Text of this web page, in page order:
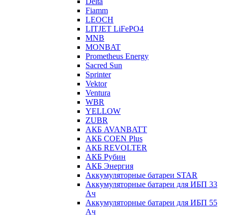
Fiamm
LEOCH
LITJET LiFePO4
MNB
MONBAT
Prometheus Energy
Sacred Sun
Sprinter
Vektor
Ventura
WBR
YELLOW
ZUBR
АКБ AVANBATT
АКБ COEN Plus
АКБ REVOLTER
АКБ Рубин
АКБ Энергия
Аккумуляторные батареи STAR
Аккумуляторные батареи для ИБП 33
Ач
Аккумуляторные батареи для ИБП 55
Ач